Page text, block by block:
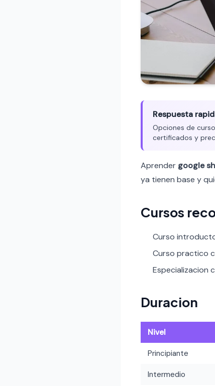
Respuesta
Opciones de
certificados y
Aprender google
ya tienen base y
Cursos
Curso
Curso practico
Especializacion
Duracion
Nivel
Principiante
Intermedio